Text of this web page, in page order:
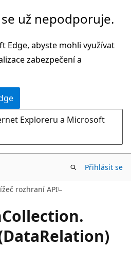
už nepodporuje.
Edge, abyste mohli využívat
zabezpečení a
Exploreru a Microsoft
Přihlásit se
rozhraní API
Collection.